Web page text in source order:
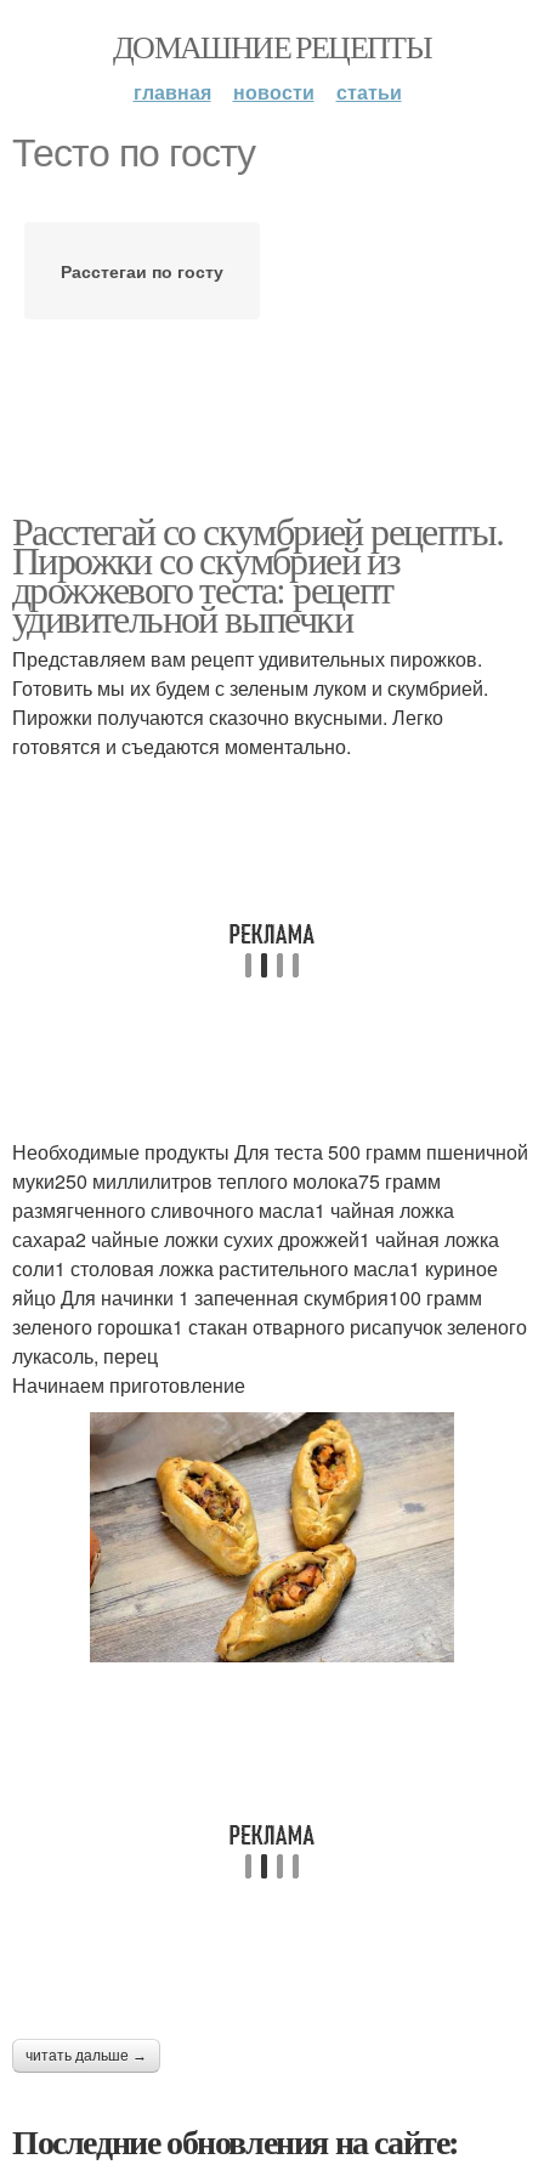
ДОМАШНИЕ РЕЦЕПТЫ
главная новости статьи
Тесто по госту
Расстегаи по госту
Расстегай со скумбрией рецепты.
Пирожки со скумбрией из
дрожжевого теста: рецепт
удивительной выпечки
Представляем вам рецепт удивительных пирожков.
Готовить мы их будем с зеленым луком и скумбрией.
Пирожки получаются сказочно вкусными. Легко
готовятся и съедаются моментально.
Необходимые продукты Для теста 500 грамм пшеничной
муки250 миллилитров теплого молока75 грамм
размягченного сливочного масла1 чайная ложка
сахара2 чайные ложки сухих дрожжей1 чайная ложка
соли1 столовая ложка растительного масла1 куриное
яйцо Для начинки 1 запеченная скумбрия100 грамм
зеленого горошка1 стакан отварного рисапучок зеленого
лукасоль, перец
Начинаем приготовление
читать дальше →
Последние обновления на сайте: